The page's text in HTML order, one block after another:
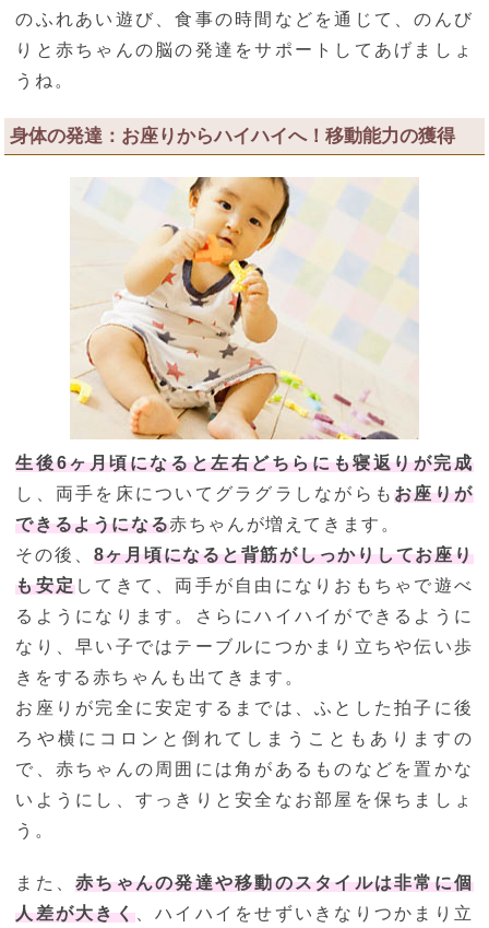
のふれあい遊び、食事の時間などを通じて、のんび
りと赤ちゃんの脳の発達をサポートしてあげましょ
うね。
身体の発達：お座りからハイハイへ！移動能力の獲得
生後6ヶ月頃になると左右どちらにも寝返りが完成
し、両手を床についてグラグラしながらもお座りが
できるようになる赤ちゃんが増えてきます。
その後、 8ヶ月頃になると背筋がしっかりしてお座り
も安定してきて、両手が自由になりおもちゃで遊べ
るようになります。さらにハイハイができるように
なり、早い子ではテーブルにつかまり立ちや伝い歩
きをする赤ちゃんも出てきます。
お座りが完全に安定するまでは、ふとした拍子に後
ろや横にコロンと倒れてしまうこともありますの
で、赤ちゃんの周囲には角があるものなどを置かな
いようにし、すっきりと安全なお部屋を保ちましょ
う。
また、赤ちゃんの発達や移動のスタイルは非常に個
人差が大きく、ハイハイをせずいきなりつかまり立